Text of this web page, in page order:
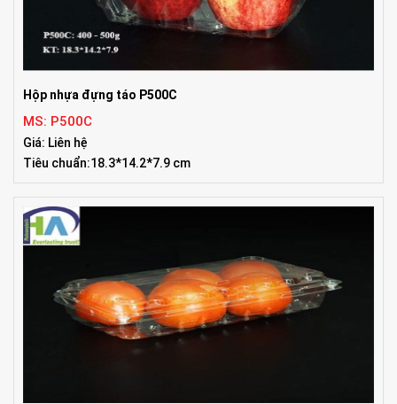
Hộp nhựa đựng táo P500C
MS: P500C
Giá: Liên hệ
Tiêu chuẩn:18.3*14.2*7.9 cm